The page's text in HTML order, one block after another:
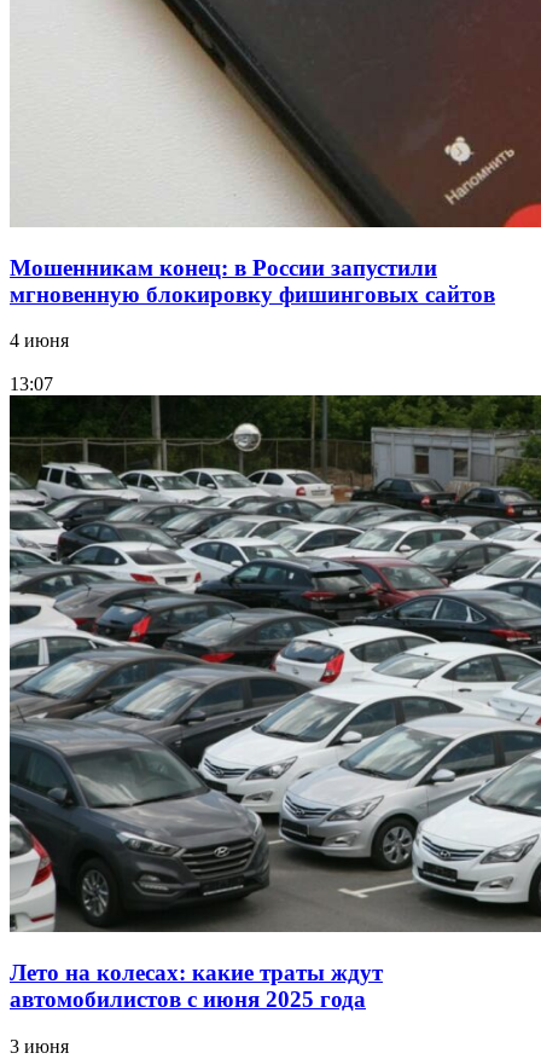
Волгоградские компании нарастили экспорт:
заключены контракты на 3,6 млн долларов
Мошенникам конец: в России запустили
мгновенную блокировку фишинговых сайтов
4 июня
13:07
Лето на колесах: какие траты ждут
автомобилистов с июня 2025 года
3 июня